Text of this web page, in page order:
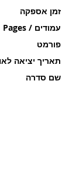
זמן אספקה
עמודים / Pages
פורמט
תאריך יציאה
שם סדרה